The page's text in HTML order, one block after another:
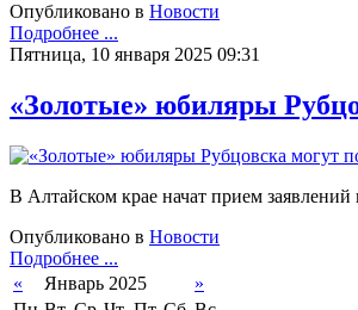
Опубликовано в Новости
Подробнее ...
Пятница, 10 января 2025 09:31
«Золотые» юбиляры
В Алтайском крае начат прием
Опубликовано в Новости
Подробнее ...
«
Январь 2025
»